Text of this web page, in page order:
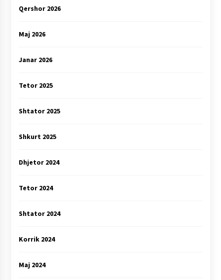
Qershor 2026
Maj 2026
Janar 2026
Tetor 2025
Shtator 2025
Shkurt 2025
Dhjetor 2024
Tetor 2024
Shtator 2024
Korrik 2024
Maj 2024